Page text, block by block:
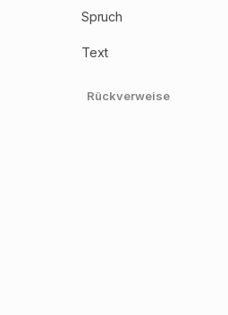
Spruch
Text
Rückverweise